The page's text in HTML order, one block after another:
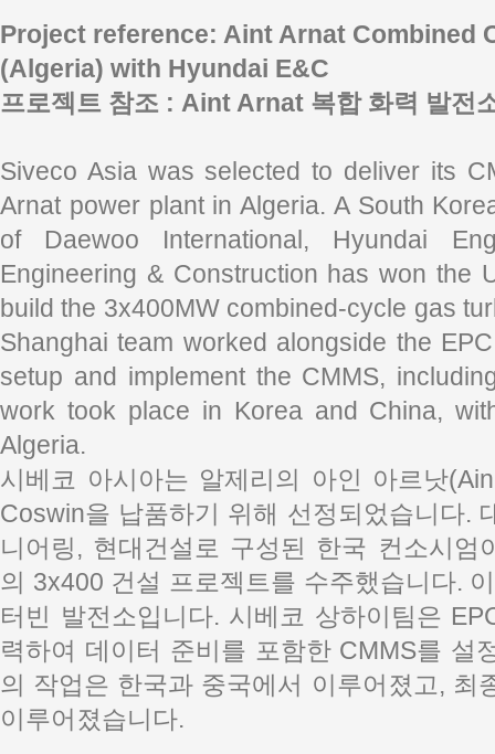
Project reference: Aint Arnat Combined
(Algeria) with Hyundai E&C
프로젝트 참조 : Aint Arnat 복합 화력 발전
Siveco Asia was selected to deliver its
Arnat power plant in Algeria. A South
of Daewoo International, Hyundai
Engineering & Construction has won the
build the 3x400MW combined-cycle gas
Shanghai team worked alongside the
setup and implement the CMMS,
work took place in Korea and China,
Algeria.
시베코 아시아는 알제리의 아인 아르낫
Coswin을 납품하기 위해 선정되었습니다.
니어링, 현대건설로 구성된 한국 컨소시엄
의 3x400 건설 프로젝트를 수주했습니다.
터빈 발전소입니다. 시베코 상하이팀은
력하여 데이터 준비를 포함한 CMMS를 설
의 작업은 한국과 중국에서 이루어졌고, 최
이루어졌습니다.